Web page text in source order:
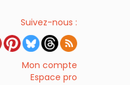
Suivez-nous :
Mon compte
Espace pro